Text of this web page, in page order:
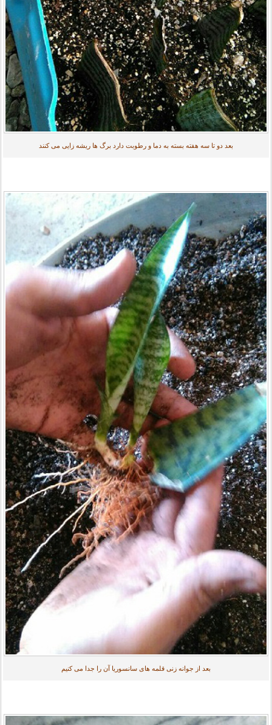
بعد دو تا سه هفته بسته به دما و رطوبت دارد برگ ها ریشه زایی می کنند
بعد از جوانه زنی قلمه های سانسوریا آن را جدا می کنیم